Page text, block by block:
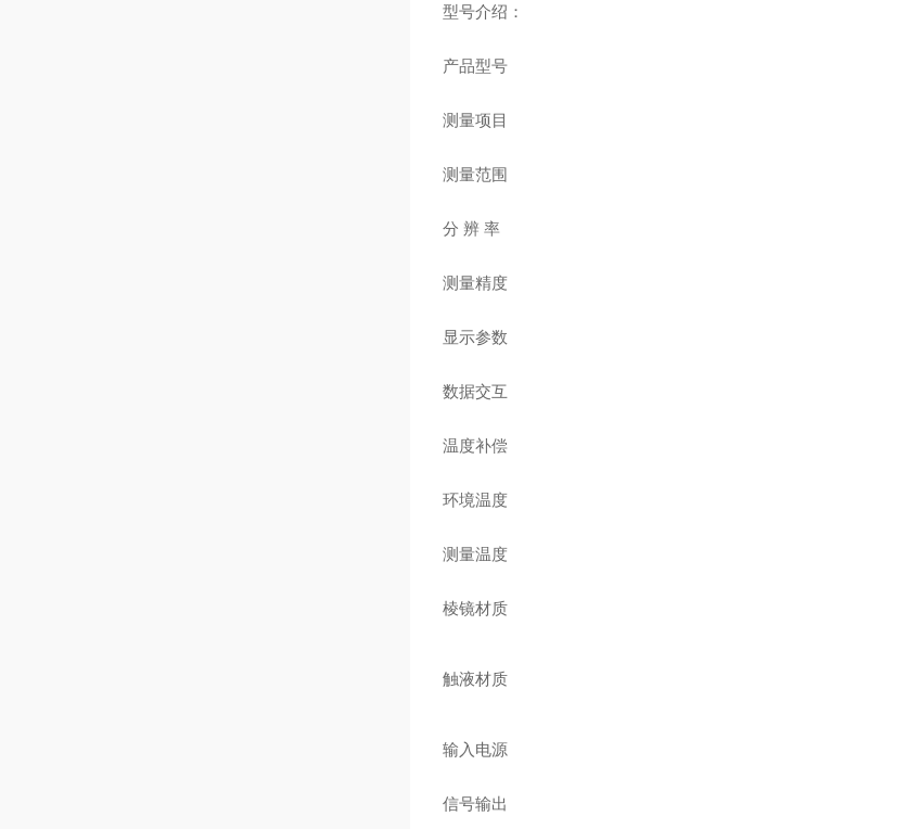
型号介绍：
产品型号
测量项目
测量范围
分 辨 率
测量精度
显示参数
数据交互
温度补偿
环境温度
测量温度
棱镜材质
触液材质
输入电源
信号输出